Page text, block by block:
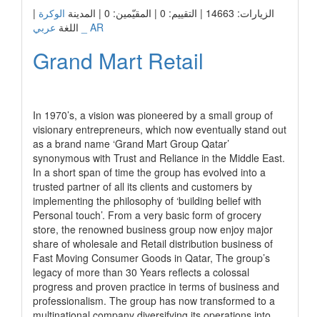
الزيارات: 14663 | التقييم: 0 | المقيّمين: 0 | المدينة
الوكرة |
اللغة عربي _ AR
Grand Mart Retail
In 1970’s, a vision was pioneered by a small group of
visionary entrepreneurs, which now eventually stand out
as a brand name ‘Grand Mart Group Qatar’
synonymous with Trust and Reliance in the Middle East.
In a short span of time the group has evolved into a
trusted partner of all its clients and customers by
implementing the philosophy of ‘building belief with
Personal touch’. From a very basic form of grocery
store, the renowned business group now enjoy major
share of wholesale and Retail distribution business of
Fast Moving Consumer Goods in Qatar, The group’s
legacy of more than 30 Years reflects a colossal
progress and proven practice in terms of business and
professionalism. The group has now transformed to a